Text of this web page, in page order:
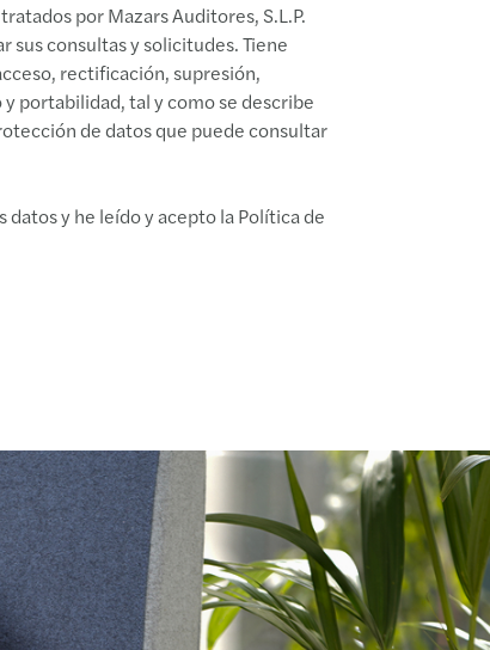
por Mazars Auditores, S.L.P.
sus consultas y solicitudes. Tiene
rectificación, supresión,
portabilidad, tal y como se describe
de datos que puede consultar
y he leído y acepto la Política de